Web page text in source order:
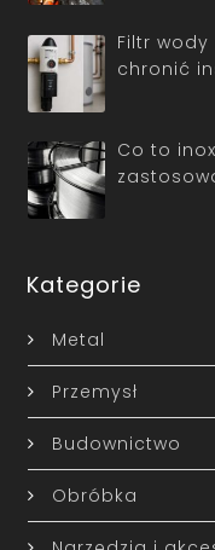
Filtr wody
chronić
Co to
Kategorie
Metal
Przemysł
Budownictwo
Obróbka